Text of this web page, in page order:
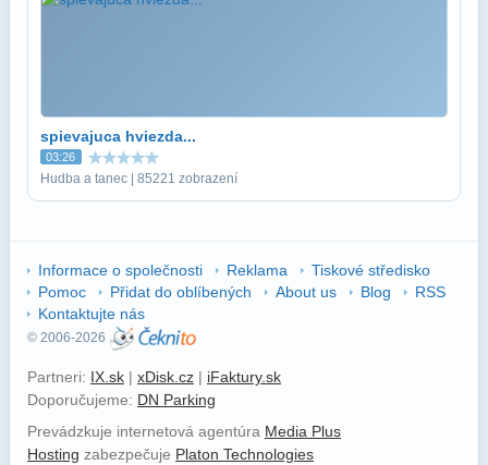
spievajuca hviezda...
03:26
Hudba a tanec | 85221 zobrazení
Informace o společnosti Reklama
Tiskové středisko
Pomoc
Přidat do oblíbených About us Blog
RSS
Kontaktujte nás
© 2006-2026
Partneri: IX.sk | xDisk.cz | iFaktury.sk
Doporučujeme: DN Parking
Prevádzkuje internetová agentúra Media Plus
Hosting zabezpečuje Platon Technologies